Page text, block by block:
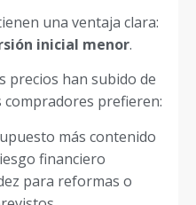
una ventaja clara:
inicial menor.
precios han subido de
prefieren:
más contenido
financiero
para reformas o